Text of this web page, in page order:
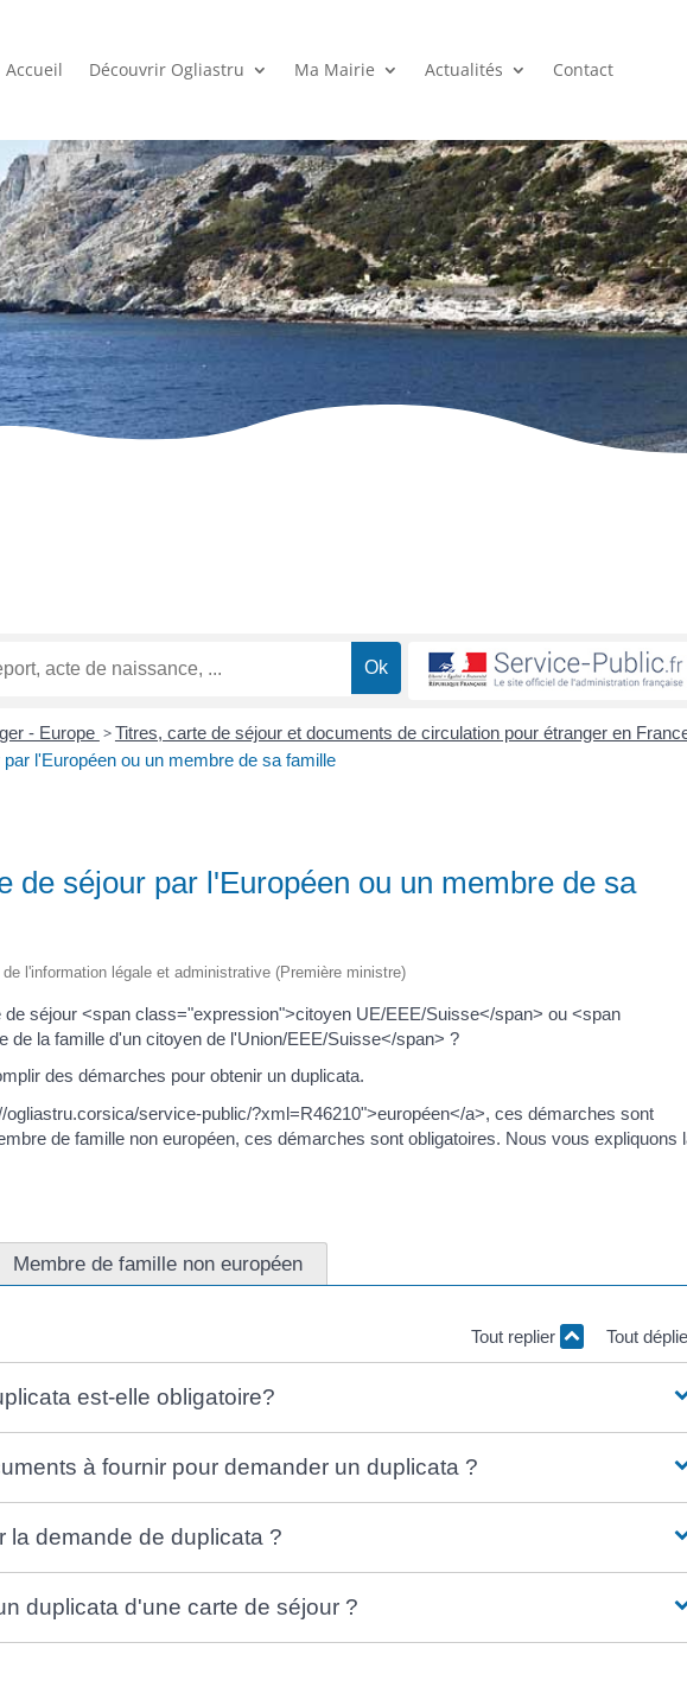
Accueil Découvrir Ogliastru Ma Mairie Actualités Contact
- Europe >Titres, carte de séjour et documents de circulation pour étranger en
l'Européen ou un membre de sa famille
de séjour par l'Européen ou un membre de sa
l'information légale et administrative (Première ministre)
séjour <span class="expression">citoyen UE/EEE/Suisse</span> ou <span
de la famille d'un citoyen de l'Union/EEE/Suisse</span> ?
des démarches pour obtenir un duplicata.
ogliastru.corsica/service-public/?xml=R46210">européen</a>, ces démarches sont
de famille non européen, ces démarches sont obligatoires. Nous vous expliquons
Membre de famille non européen
Tout replier Tout
est-elle obligatoire?
à fournir pour demander un duplicata ?
la demande de duplicata ?
duplicata d'une carte de séjour ?